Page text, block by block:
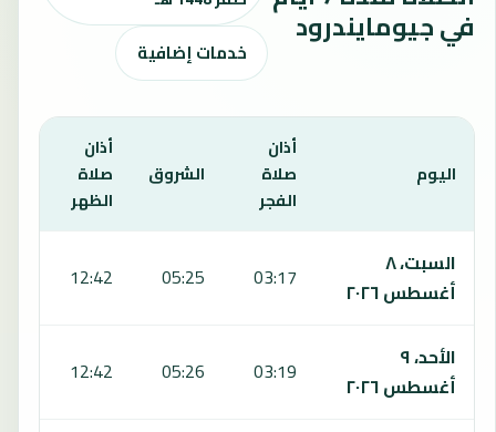
في جيومايندرود
خدمات إضافية
اليوم
أذان
صلاة
الفجر
الشروق
أذان
صلاة
الظهر
السبت، ٨
أغسطس ٢٠٢٦
03:17
05:25
12:42
الأحد، ٩
أغسطس ٢٠٢٦
03:19
05:26
12:42